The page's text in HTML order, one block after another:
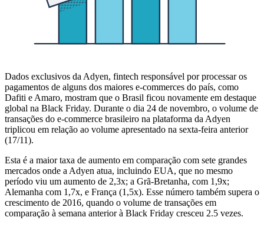
Dados exclusivos da Adyen, fintech responsável por processar os
pagamentos de alguns dos maiores e-commerces do país, como
Dafiti e Amaro, mostram que o Brasil ficou novamente em destaque
global na Black Friday. Durante o dia 24 de novembro, o volume de
transações do e-commerce brasileiro na plataforma da Adyen
triplicou em relação ao volume apresentado na sexta-feira anterior
(17/11).
Esta é a maior taxa de aumento em comparação com sete grandes
mercados onde a Adyen atua, incluindo EUA, que no mesmo
período viu um aumento de 2,3x; a Grã-Bretanha, com 1,9x;
Alemanha com 1,7x, e França (1,5x). Esse número também supera o
crescimento de 2016, quando o volume de transações em
comparação à semana anterior à Black Friday cresceu 2.5 vezes.